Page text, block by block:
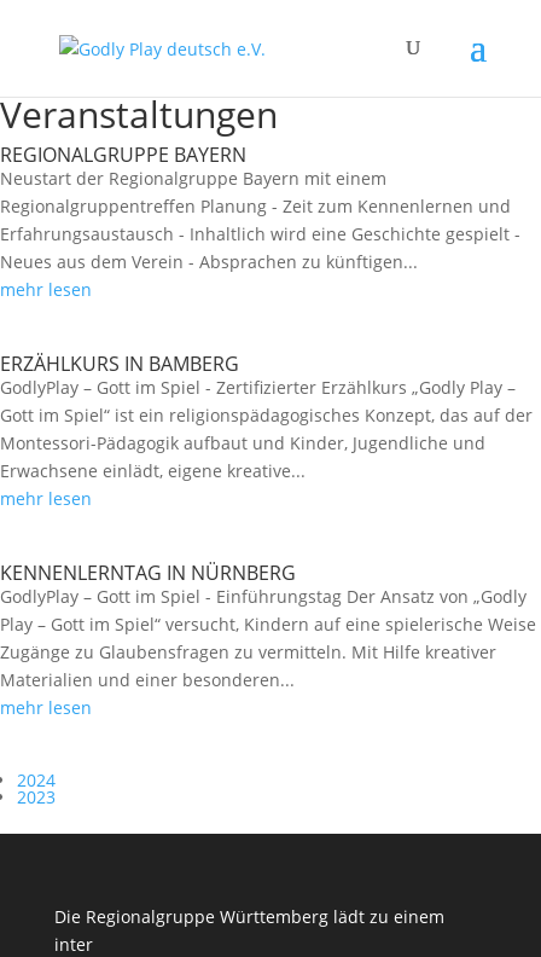
Veranstaltungen
REGIONALGRUPPE BAYERN
Neustart der Regionalgruppe Bayern mit einem
Regionalgruppentreffen Planung - Zeit zum Kennenlernen und
Erfahrungsaustausch - Inhaltlich wird eine Geschichte gespielt -
Neues aus dem Verein - Absprachen zu künftigen...
mehr lesen
ERZÄHLKURS IN BAMBERG
GodlyPlay – Gott im Spiel - Zertifizierter Erzählkurs „Godly Play –
Gott im Spiel“ ist ein religionspädagogisches Konzept, das auf der
Montessori-Pädagogik aufbaut und Kinder, Jugendliche und
Erwachsene einlädt, eigene kreative...
mehr lesen
KENNENLERNTAG IN NÜRNBERG
GodlyPlay – Gott im Spiel - Einführungstag Der Ansatz von „Godly
Play – Gott im Spiel“ versucht, Kindern auf eine spielerische Weise
Zugänge zu Glaubensfragen zu vermitteln. Mit Hilfe kreativer
Materialien und einer besonderen...
mehr lesen
2024
2023
Die Regionalgruppe Württemberg lädt zu einem
inter